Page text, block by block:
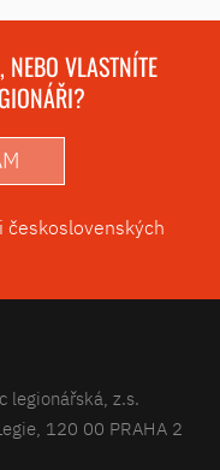
NEBO VLASTNÍTE
československých
legionářská, z.s.
120 00 PRAHA 2